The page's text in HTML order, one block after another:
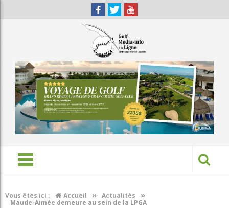
Vous êtes ici : Accueil » Actualités »
Maude-Aimée demeure au sein de la LPGA